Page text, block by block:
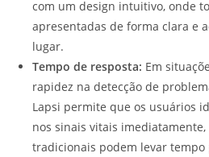
com um design intuitivo, onde
apresentadas de forma clara e
lugar.
Tempo de resposta: Em
rapidez na detecção de
Lapsi permite que os usuários
nos sinais vitais
tradicionais podem levar